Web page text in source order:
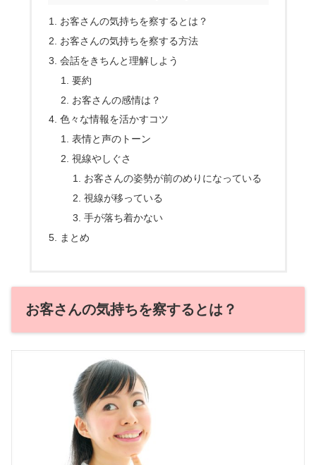
お客さんの気持ちを察するとは？
お客さんの気持ちを察する方法
会話をきちんと理解しよう
要約
お客さんの感情は？
色々な情報を活かすコツ
表情と声のトーン
視線やしぐさ
お客さんの姿勢が前のめりになっている
視線が移っている
手が落ち着かない
まとめ
お客さんの気持ちを察するとは？